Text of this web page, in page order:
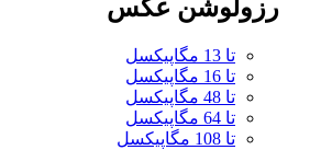
رزولوشن عکس
تا 13 مگاپیکسل
تا 16 مگاپیکسل
تا 48 مگاپیکسل
تا 64 مگاپیکسل
تا 108 مگاپیکسل